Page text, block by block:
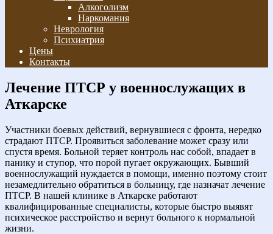
Алкоголизм
Наркомания
Неврология
Психиатрия
Цены
Контакты
Лечение ПТСР у военнослужащих в
Аткарске
Участники боевых действий, вернувшиеся с фронта, нередко
страдают ПТСР. Проявиться заболевание может сразу или
спустя время. Больной теряет контроль нас собой, впадает в
панику и ступор, что порой пугает окружающих. Бывший
военнослужащий нуждается в помощи, именно поэтому стоит
незамедлительно обратиться в больницу, где назначат лечение
ПТСР. В нашей клинике в Аткарске работают
квалифицированные специалисты, которые быстро выявят
психическое расстройство и вернут больного к нормальной
жизни.